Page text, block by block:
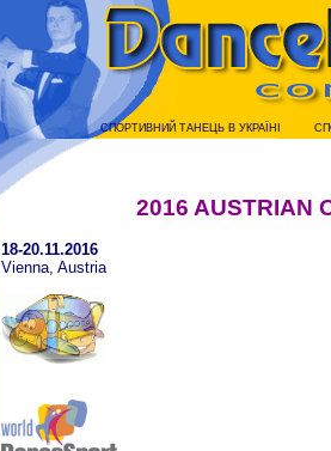
СПОРТИВНИЙ ТАНЕЦЬ В УКРАЇНI
2016 AUSTRIAN
18-20.11.2016
Vienna, Austria